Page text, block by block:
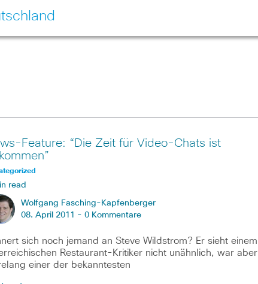
Feature: “Die Zeit für Video-Chats ist
read
Wolfgang Fasching-Kapfenberger
08. April 2011 - 0 Kommentare
sich noch jemand an Steve Wildstrom? Er sieht einem
Restaurant-Kritiker nicht unähnlich, war aber
einer der bekanntesten